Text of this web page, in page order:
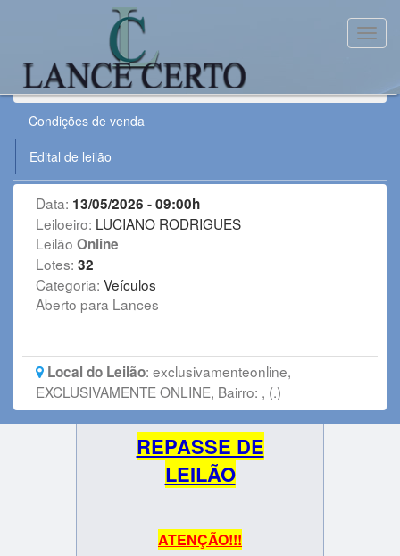
Leilão:130526CASTANHALRE
Condições de venda
Edital de leilão
Data: 13/05/2026 - 09:00h
Leiloeiro: LUCIANO RODRIGUES
Leilão Online
Lotes: 32
Categoria: Veículos
Aberto para Lances
Local do Leilão: exclusivamenteonline,
EXCLUSIVAMENTE ONLINE, Bairro: , (.)
REPASSE DE
LEILÃO
ATENÇÃO!!!